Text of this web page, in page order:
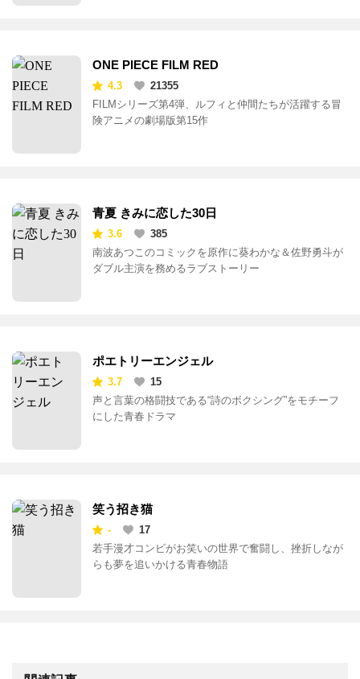
ONE PIECE FILM RED
4.3
21355
FILMシリーズ第4弾、ルフィと仲間たちが活躍する冒
険アニメの劇場版第15作
青夏 きみに恋した30日
3.6
385
南波あつこのコミックを原作に葵わかな＆佐野勇斗が
ダブル主演を務めるラブストーリー
ポエトリーエンジェル
3.7
15
声と言葉の格闘技である“詩のボクシング”をモチーフ
にした青春ドラマ
笑う招き猫
-
17
若手漫才コンビがお笑いの世界で奮闘し、挫折しなが
らも夢を追いかける青春物語